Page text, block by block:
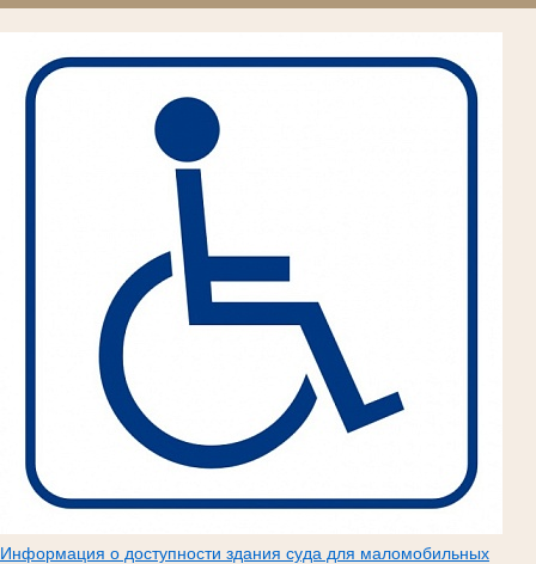
Информация о доступности здания суда для маломобильных